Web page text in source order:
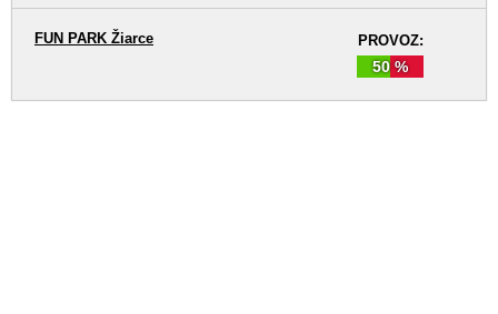
PROVOZ:
50 %
FUN PARK Žiarce